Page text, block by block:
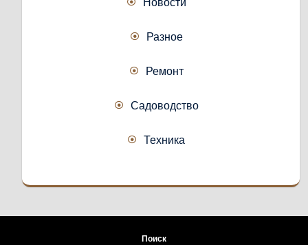
Разное
Ремонт
Садоводство
Техника
Поиск